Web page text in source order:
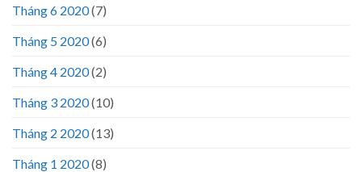
Tháng 6 2020(7)
Tháng 5 2020(6)
Tháng 4 2020(2)
Tháng 3 2020(10)
Tháng 2 2020(13)
Tháng 1 2020(8)